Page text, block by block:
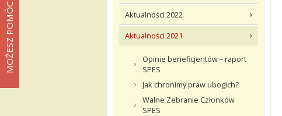
Aktualności 2022
Aktualności 2021
Opinie beneficjentów – raport
SPES
Jak chronimy praw ubogich?
Walne Zebranie Członków
SPES
MOŻESZ POMÓC